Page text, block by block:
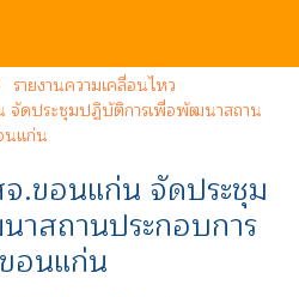
รายงานความเคลื่อนไหว
จัดประชุมปฏิบัติการเพื่อพัฒนาสถาน
นแก่น
.ขอนแก่น จัดประชุม
สถานประกอบการ
อนแก่น